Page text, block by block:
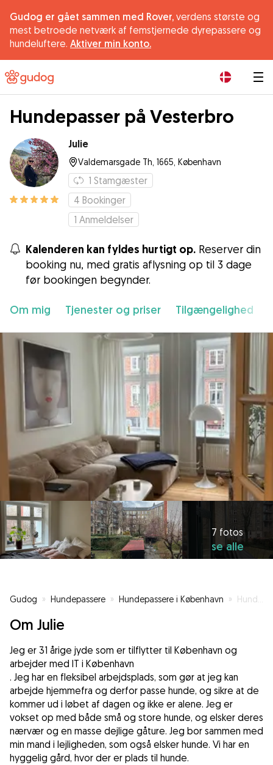
Gudog er gået sammen med Rover, verdens største og
mest betroede netværk af femstjernede dyrepassere og
hundeluftere. Aktiver min konto.
Hundepasser på Vesterbro
Julie
Valdemarsgade Th, 1665, København
1 Stamgæster
4 Bookinger
1 Anmeldelser
Kalenderen kan fyldes hurtigt op. Reserver din
booking nu, med gratis aflysning op til 3 dage
før bookingen begynder.
Om mig Tjenester og priser Tilgængelighed
7 fotos
se alle
Gudog » Hundepassere » Hundepassere i København » Hundepasser på Vesterbro
Om Julie
Jeg er 31 årige jyde som er tilflytter til København og
arbejder med IT i København
. Jeg har en fleksibel arbejdsplads, som gør at jeg kan
arbejde hjemmefra og derfor passe hunde, og sikre at de
kommer ud i løbet af dagen og ikke er alene. Jeg er
vokset op med både små og store hunde, og elsker deres
nærvær og en masse dejlige gåture. Jeg bor sammen med
min mand i lejligheden, som også elsker hunde. Vi har en
hyggelig gård, hvor der er plads til hunde.